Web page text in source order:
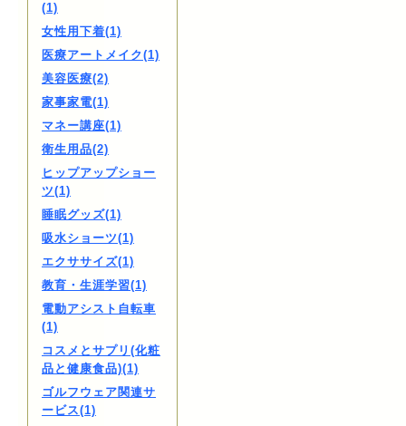
(1)
女性用下着(1)
医療アートメイク(1)
美容医療(2)
家事家電(1)
マネー講座(1)
衛生用品(2)
ヒップアップショー
ツ(1)
睡眠グッズ(1)
吸水ショーツ(1)
エクササイズ(1)
教育・生涯学習(1)
電動アシスト自転車
(1)
コスメとサプリ(化粧
品と健康食品)(1)
ゴルフウェア関連サ
ービス(1)